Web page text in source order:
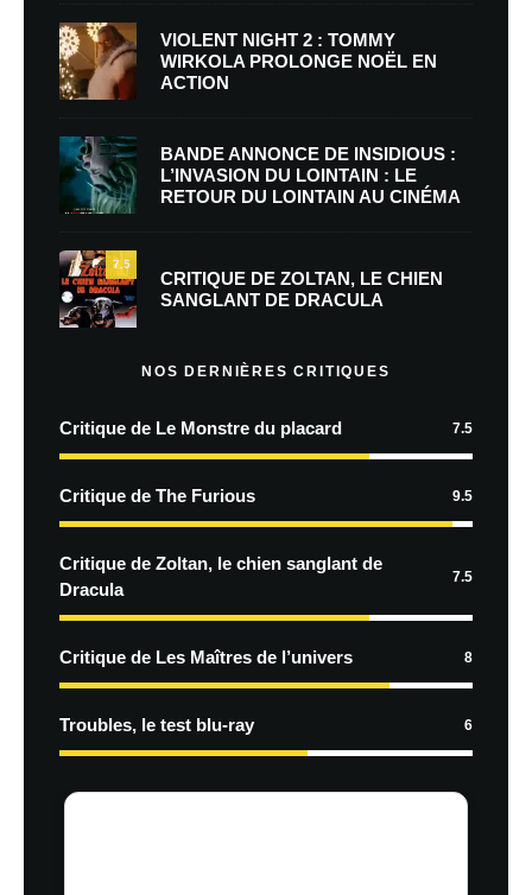
VIOLENT NIGHT 2 : TOMMY
WIRKOLA PROLONGE NOËL EN
ACTION
BANDE ANNONCE DE INSIDIOUS :
L’INVASION DU LOINTAIN : LE
RETOUR DU LOINTAIN AU CINÉMA
7.5
CRITIQUE DE ZOLTAN, LE CHIEN
SANGLANT DE DRACULA
NOS DERNIÈRES CRITIQUES
Critique de Le Monstre du placard 7.5
Critique de The Furious 9.5
Critique de Zoltan, le chien sanglant de
Dracula
7.5
Critique de Les Maîtres de l’univers 8
Troubles, le test blu-ray 6